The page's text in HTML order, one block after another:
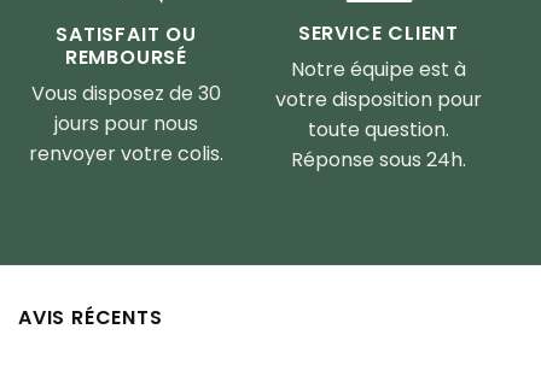
SATISFAIT OU
REMBOURSÉ
Vous disposez de 30
jours pour nous
renvoyer votre colis.
SERVICE CLIENT
Notre équipe est à
votre disposition pour
toute question.
Réponse sous 24h.
AVIS RÉCENTS